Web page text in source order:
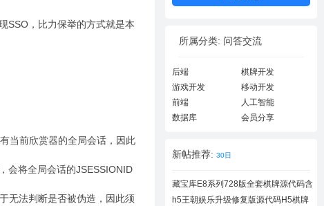
SSO，比力保举的方式就是本
当前欣赏器的全局会话，因此
会将全局会话的JSESSIONID
无法判断是否被伪造，因此须
所属分类: 问答交流
后端
棋牌开发
游戏开发
移动开发
前端
人工智能
数据库
会员分享
新帖推荐: 30日
藏宝库E8系列728版全套棋牌源代码含
728UI工
h5王朝娱乐升级修复版源代码H5棋牌